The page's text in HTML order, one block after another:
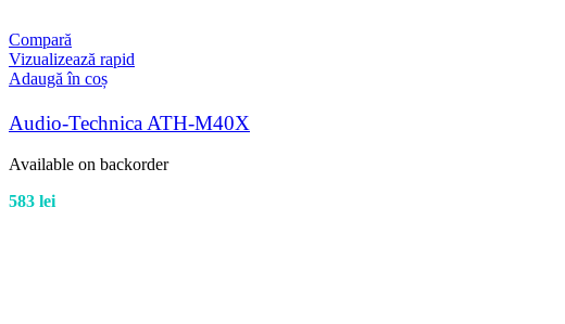
Compară
Vizualizează rapid
Adaugă în coș
Audio-Technica ATH-M40X
Available on backorder
583 lei